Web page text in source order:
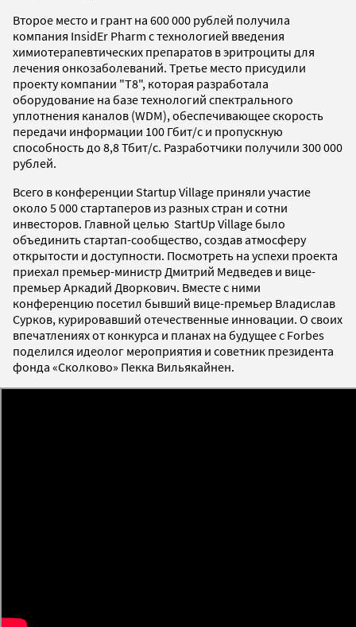
Второе место и грант на 600 000 рублей получила
компания InsidEr Pharm с технологией введения
химиотерапевтических препаратов в эритроциты для
лечения онкозаболеваний. Третье место присудили
проекту компании "Т8", которая разработала
оборудование на базе технологий спектрального
уплотнения каналов (WDM), обеспечивающее скорость
передачи информации 100 Гбит/с и пропускную
способность до 8,8 Тбит/с. Разработчики получили 300 000
рублей.
Всего в конференции Startup Village приняли участие
около 5 000 стартаперов из разных стран и сотни
инвесторов. Главной целью StartUp Village было
объединить стартап-сообщество, создав атмосферу
открытости и доступности. Посмотреть на успехи проекта
приехал премьер-министр Дмитрий Медведев и вице-
премьер Аркадий Дворкович. Вместе с ними
конференцию посетил бывший вице-премьер Владислав
Сурков, курировавший отечественные инновации. О своих
впечатлениях от конкурса и планах на будущее с Forbes
поделился идеолог мероприятия и советник президента
фонда «Сколково» Пекка Вильякайнен.